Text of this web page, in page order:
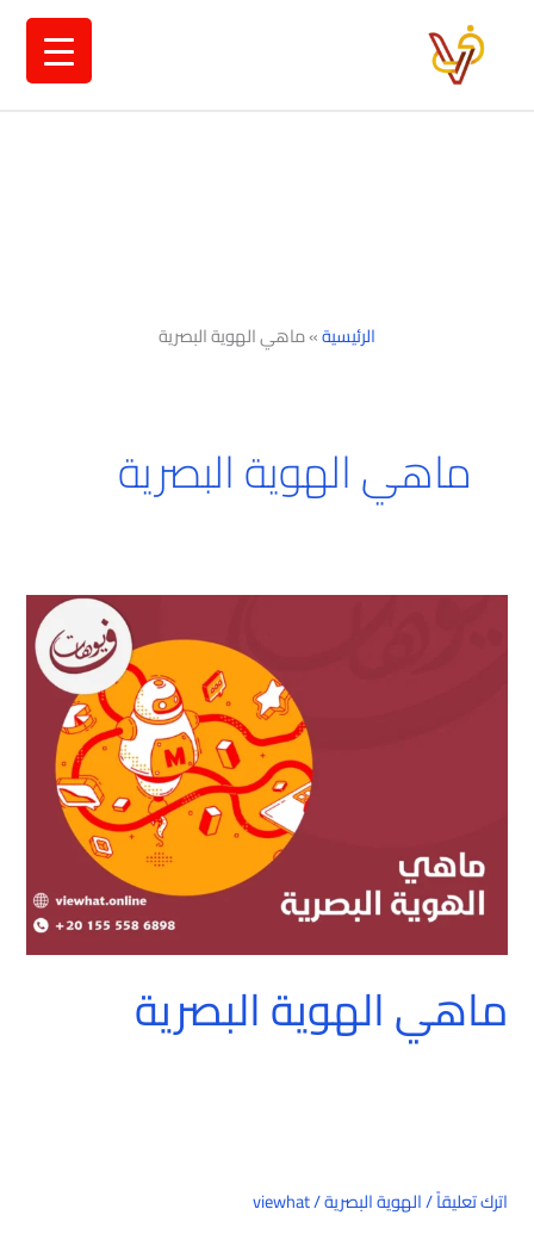
الرئيسية»ماهي الهوية البصرية
ماهي الهوية البصرية
ماهي الهوية البصرية
اترك تعليقاً/الهوية البصرية/
viewhat